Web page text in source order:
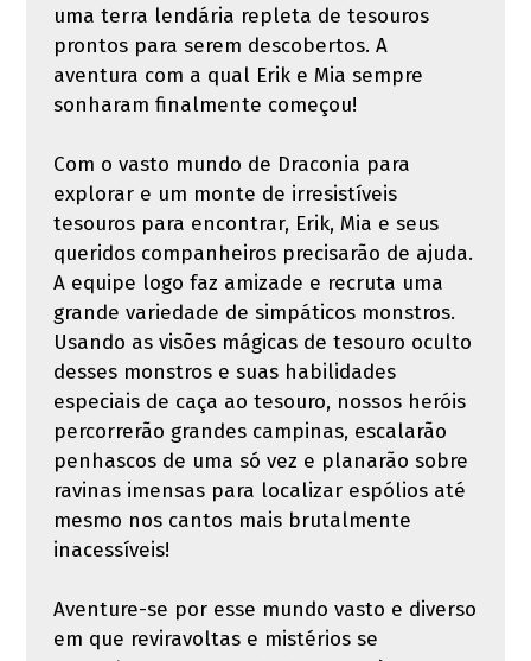
uma terra lendária repleta de tesouros
prontos para serem descobertos. A
aventura com a qual Erik e Mia sempre
sonharam finalmente começou!
Com o vasto mundo de Draconia para
explorar e um monte de irresistíveis
tesouros para encontrar, Erik, Mia e seus
queridos companheiros precisarão de ajuda.
A equipe logo faz amizade e recruta uma
grande variedade de simpáticos monstros.
Usando as visões mágicas de tesouro oculto
desses monstros e suas habilidades
especiais de caça ao tesouro, nossos heróis
percorrerão grandes campinas, escalarão
penhascos de uma só vez e planarão sobre
ravinas imensas para localizar espólios até
mesmo nos cantos mais brutalmente
inacessíveis!
Aventure-se por esse mundo vasto e diverso
em que reviravoltas e mistérios se